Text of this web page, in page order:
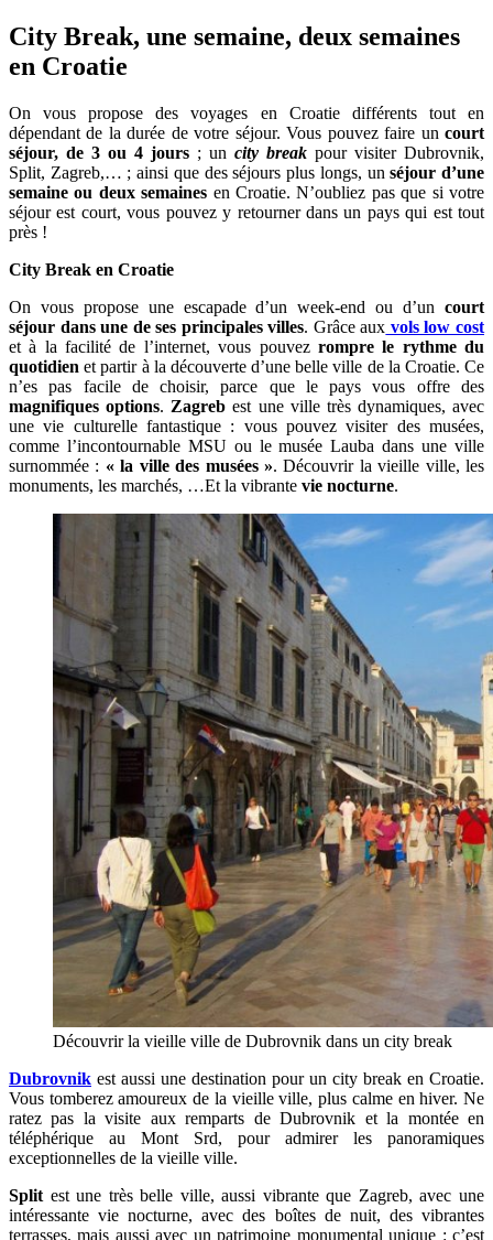
City Break, une semaine, deux semaines
en Croatie
On vous propose des voyages en Croatie différents tout en
dépendant de la durée de votre séjour. Vous pouvez faire un court
séjour, de 3 ou 4 jours ; un city break pour visiter Dubrovnik,
Split, Zagreb,… ; ainsi que des séjours plus longs, unséjour d’une
semaine ou deux semaines en Croatie. N’oubliez pas que si votre
séjour est court, vous pouvez y retourner dans un pays qui est tout
près !
City Break en Croatie
On vous propose une escapade d’un week-end ou d’un court
séjour dans une de ses principales villes. Grâce aux vols low cost
et à la facilité de l’internet, vous pouvez rompre le rythme du
quotidien et partir à la découverte d’une belle ville de la Croatie. Ce
n’es pas facile de choisir, parce que le pays vous offre des
magnifiques options. Zagreb est une ville très dynamiques, avec
une vie culturelle fantastique : vous pouvez visiter des musées,
comme l’incontournable MSU ou le musée Lauba dans une ville
surnommée : « la ville des musées ». Découvrir la vieille ville, les
monuments, les marchés, …Et la vibrante vie nocturne.
Découvrir la vieille ville de Dubrovnik dans un city break
Dubrovnik est aussi une destination pour un city break en Croatie.
Vous tomberez amoureux de la vieille ville, plus calme en hiver. Ne
ratez pas la visite aux remparts de Dubrovnik et la montée en
téléphérique au Mont Srd, pour admirer les panoramiques
exceptionnelles de la vieille ville.
Split est une très belle ville, aussi vibrante que Zagreb, avec une
intéressante vie nocturne, avec des boîtes de nuit, des vibrantes
terrasses, mais aussi avec un patrimoine monumental unique : c’est